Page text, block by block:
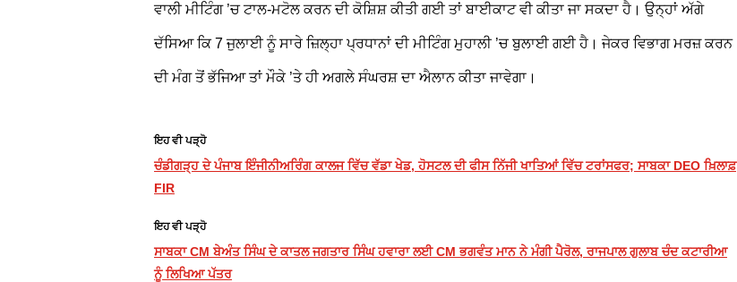
ਵਾਲੀ ਮੀਟਿੰਗ ’ਚ ਟਾਲ-ਮਟੋਲ ਕਰਨ ਦੀ ਕੋਸ਼ਿਸ਼ ਕੀਤੀ ਗਈ ਤਾਂ ਬਾਈਕਾਟ ਵੀ ਕੀਤਾ ਜਾ ਸਕਦਾ ਹੈ। ਉਨ੍ਹਾਂ ਅੱਗੇ
ਦੱਸਿਆ ਕਿ 7 ਜੁਲਾਈ ਨੂੰ ਸਾਰੇ ਜ਼ਿਲ੍ਹਾ ਪ੍ਰਧਾਨਾਂ ਦੀ ਮੀਟਿੰਗ ਮੁਹਾਲੀ ’ਚ ਬੁਲਾਈ ਗਈ ਹੈ। ਜੇਕਰ ਵਿਭਾਗ ਮਰਜ਼ ਕਰਨ
ਦੀ ਮੰਗ ਤੋਂ ਭੱਜਿਆ ਤਾਂ ਮੌਕੇ ’ਤੇ ਹੀ ਅਗਲੇ ਸੰਘਰਸ਼ ਦਾ ਐਲਾਨ ਕੀਤਾ ਜਾਵੇਗਾ।
ਇਹ ਵੀ ਪੜ੍ਹੋ
ਚੰਡੀਗੜ੍ਹ ਦੇ ਪੰਜਾਬ ਇੰਜੀਨੀਅਰਿੰਗ ਕਾਲਜ ਵਿੱਚ ਵੱਡਾ ਖੇਡ, ਹੋਸਟਲ ਦੀ ਫੀਸ ਨਿੱਜੀ ਖਾਤਿਆਂ ਵਿੱਚ ਟਰਾਂਸਫਰ; ਸਾਬਕਾ DEO ਖ਼ਿਲਾਫ਼
FIR
ਇਹ ਵੀ ਪੜ੍ਹੋ
ਸਾਬਕਾ CM ਬੇਅੰਤ ਸਿੰਘ ਦੇ ਕਾਤਲ ਜਗਤਾਰ ਸਿੰਘ ਹਵਾਰਾ ਲਈ CM ਭਗਵੰਤ ਮਾਨ ਨੇ ਮੰਗੀ ਪੈਰੋਲ, ਰਾਜਪਾਲ ਗੁਲਾਬ ਚੰਦ ਕਟਾਰੀਆ
ਨੂੰ ਲਿਖਿਆ ਪੱਤਰ